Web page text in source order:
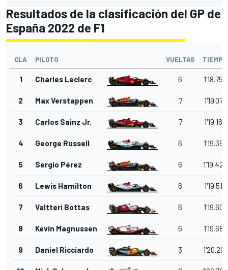
Resultados de la clasificación del GP de
España 2022 de F1
CLA PILOTO VUELTAS TIEMPO
1 Charles Leclerc 6 1'18.750
2 Max Verstappen 7 1'19.073
3 Carlos Sainz Jr. 7 1'19.166
4 George Russell 6 1'19.393
5 Sergio Pérez 6 1'19.420
6 Lewis Hamilton 6 1'19.512
7 Valtteri Bottas 6 1'19.608
8 Kevin Magnussen 6 1'19.682
9 Daniel Ricciardo 3 1'20.297